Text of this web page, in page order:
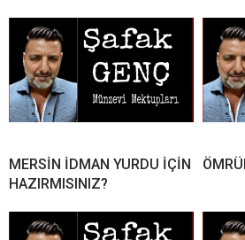
MERSİN İDMAN YURDU İÇİN
HAZIRMISINIZ?